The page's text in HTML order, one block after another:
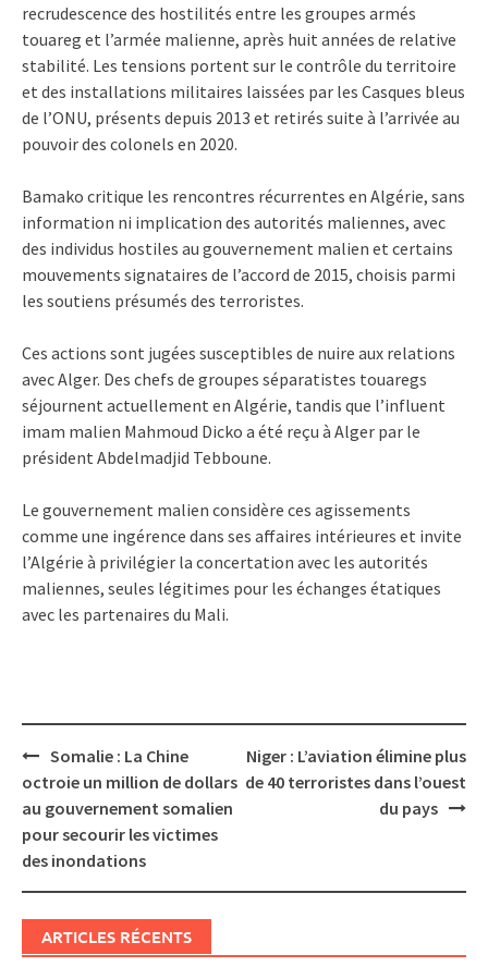
recrudescence des hostilités entre les groupes armés
touareg et l’armée malienne, après huit années de relative
stabilité. Les tensions portent sur le contrôle du territoire
et des installations militaires laissées par les Casques bleus
de l’ONU, présents depuis 2013 et retirés suite à l’arrivée au
pouvoir des colonels en 2020.
Bamako critique les rencontres récurrentes en Algérie, sans
information ni implication des autorités maliennes, avec
des individus hostiles au gouvernement malien et certains
mouvements signataires de l’accord de 2015, choisis parmi
les soutiens présumés des terroristes.
Ces actions sont jugées susceptibles de nuire aux relations
avec Alger. Des chefs de groupes séparatistes touaregs
séjournent actuellement en Algérie, tandis que l’influent
imam malien Mahmoud Dicko a été reçu à Alger par le
président Abdelmadjid Tebboune.
Le gouvernement malien considère ces agissements
comme une ingérence dans ses affaires intérieures et invite
l’Algérie à privilégier la concertation avec les autorités
maliennes, seules légitimes pour les échanges étatiques
avec les partenaires du Mali.
Post
navigation
Somalie : La Chine
octroie un million de dollars
au gouvernement somalien
pour secourir les victimes
des inondations
Niger : L’aviation élimine plus
de 40 terroristes dans l’ouest
du pays
ARTICLES RÉCENTS